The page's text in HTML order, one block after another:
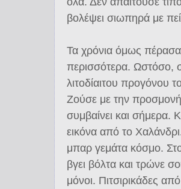
βολέψει σιωπηρά με
Τα χρόνια όμως
περισσότερα. Ωστόσο,
λιτοδίαιτου προγόνου
Ζούσε με την
συμβαίνει και σήμερα.
εικόνα από το
μπαρ γεμάτα κόσμο.
βγει βόλτα και τρώνε
μόνοι. Πιτσιρικάδες